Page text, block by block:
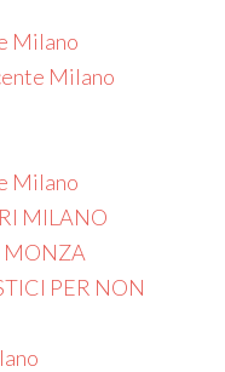
Milano
Milano
Milano
MILANO
MONZA
PER NON